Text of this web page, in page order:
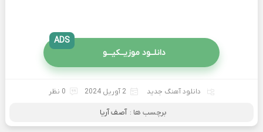
دانلــود موزیــکیـــو
ADS
دانلود آهنگ جدید 2 آوریل 2024 0 نظر
برچسب ها : آصف آریا